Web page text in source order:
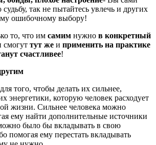
так не пытайтесь увлечь и других
ошибочному выбору!
то, что им самим нужно в конкретный
смогут тут же и применить на практике
счастливее!
того, чтобы делать их сильнее,
энергетики, которую человек расходует
жизни. Сильнее человека можно
ему найти дополнительные источники
было бы вкладывать в свою
помогая ему перестать вкладывать